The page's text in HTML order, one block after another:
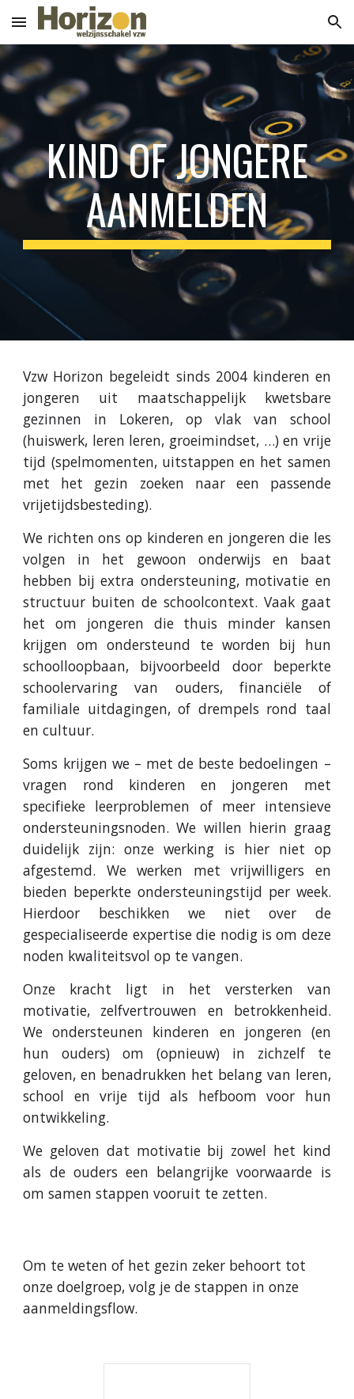
Skip to main content Skip to navigation
KIND OF JONGERE
AANMELDEN
Vzw Horizon begeleidt sinds 2004 kinderen en
jongeren uit maatschappelijk kwetsbare
gezinnen in Lokeren, op vlak van school
(huiswerk, leren leren, groeimindset, …) en vrije
tijd (spelmomenten, uitstappen en het samen
met het gezin zoeken naar een passende
vrijetijdsbesteding).
We richten ons op kinderen en jongeren die les
volgen in het gewoon onderwijs en baat
hebben bij extra ondersteuning, motivatie en
structuur buiten de schoolcontext. Vaak gaat
het om jongeren die thuis minder kansen
krijgen om ondersteund te worden bij hun
schoolloopbaan, bijvoorbeeld door beperkte
schoolervaring van ouders, financiële of
familiale uitdagingen, of drempels rond taal
en cultuur.
Soms krijgen we – met de beste bedoelingen –
vragen rond kinderen en jongeren met
specifieke leerproblemen of meer intensieve
ondersteuningsnoden. We willen hierin graag
duidelijk zijn: onze werking is hier niet op
afgestemd. We werken met vrijwilligers en
bieden beperkte ondersteuningstijd per week.
Hierdoor beschikken we niet over de
gespecialiseerde expertise die nodig is om deze
noden kwaliteitsvol op te vangen.
Onze kracht ligt in het versterken van
motivatie, zelfvertrouwen en betrokkenheid.
We ondersteunen kinderen en jongeren (en
hun ouders) om (opnieuw) in zichzelf te
geloven, en benadrukken het belang van leren,
school en vrije tijd als hefboom voor hun
ontwikkeling.
We geloven dat motivatie bij zowel het kind
als de ouders een belangrijke voorwaarde is
om samen stappen vooruit te zetten.
Om te weten of het gezin zeker behoort tot
onze doelgroep, volg je de stappen in onze
aanmeldingsflow.